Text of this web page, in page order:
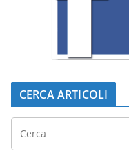
CERCA ARTICOLI